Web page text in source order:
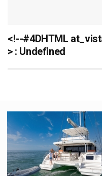
<!--#4DHTML
> : Undefined